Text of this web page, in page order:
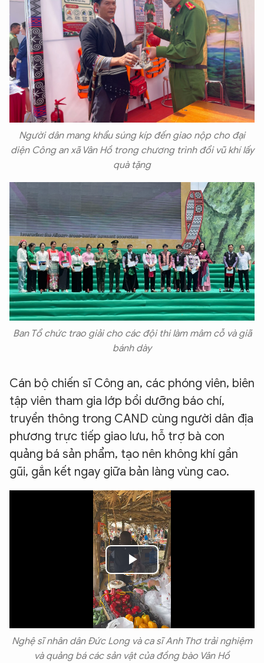
Người dân mang khẩu súng kíp đến giao nộp cho đại
diện Công an xã Vân Hồ trong chương trình đổi vũ khí lấy
quà tặng
Ban Tổ chức trao giải cho các đội thi làm mâm cỗ và giã
bánh dày
Cán bộ chiến sĩ Công an, các phóng viên, biên
tập viên tham gia lớp bồi dưỡng báo chí,
truyền thông trong CAND cùng người dân địa
phương trực tiếp giao lưu, hỗ trợ bà con
quảng bá sản phẩm, tạo nên không khí gần
gũi, gắn kết ngay giữa bản làng vùng cao.
Play
Video
Nghệ sĩ nhân dân Đức Long và ca sĩ Anh Thơ trải nghiệm
và quảng bá các sản vật của đồng bào Vân Hồ